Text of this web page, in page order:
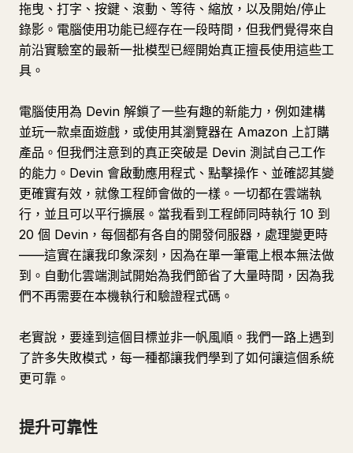
拖曳、打字、按鍵、滾動、等待、縮放，以及開始/停止
錄影。電腦使用功能已經存在一段時間，但我們覺得來自
前沿實驗室的最新一批模型已經開始真正擅長使用這些工
具。
電腦使用為 Devin 解鎖了一些有趣的新能力，例如建構
並玩一款桌面遊戲，或使用其瀏覽器在 Amazon 上訂購
產品。但我們注意到的真正突破是 Devin 測試自己工作
的能力。Devin 會啟動應用程式、點擊操作、並確認其變
更確實有效，就像工程師會做的一樣。一切都在雲端執
行，並且可以平行擴展。當我看到工程師同時執行 10 到
20 個 Devin，每個都有各自的開發伺服器，處理變更時
——這實在讓我印象深刻，因為在單一筆電上根本無法做
到。自動化雲端測試開始為我們節省了大量時間，因為我
們不再需要在本機執行和驗證程式碼。
老實說，要達到這個目標並非一帆風順。我們一路上遇到
了許多失敗模式，每一種都讓我們學到了如何讓這個系統
更可靠。
提升可靠性